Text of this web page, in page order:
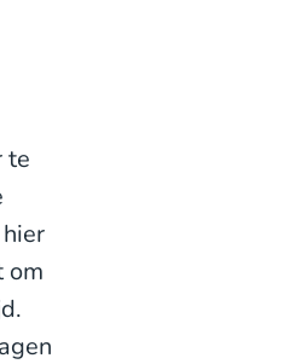
te
om